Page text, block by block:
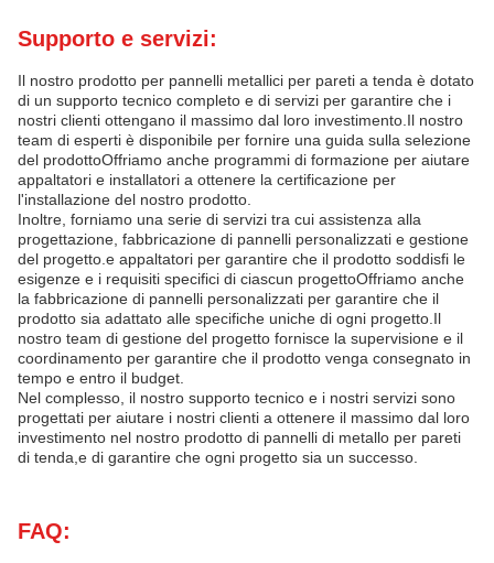
Supporto e servizi:
Il nostro prodotto per pannelli metallici per pareti a tenda è dotato
di un supporto tecnico completo e di servizi per garantire che i
nostri clienti ottengano il massimo dal loro investimento.Il nostro
team di esperti è disponibile per fornire una guida sulla selezione
del prodottoOffriamo anche programmi di formazione per aiutare
appaltatori e installatori a ottenere la certificazione per
l'installazione del nostro prodotto.
Inoltre, forniamo una serie di servizi tra cui assistenza alla
progettazione, fabbricazione di pannelli personalizzati e gestione
del progetto.e appaltatori per garantire che il prodotto soddisfi le
esigenze e i requisiti specifici di ciascun progettoOffriamo anche
la fabbricazione di pannelli personalizzati per garantire che il
prodotto sia adattato alle specifiche uniche di ogni progetto.Il
nostro team di gestione del progetto fornisce la supervisione e il
coordinamento per garantire che il prodotto venga consegnato in
tempo e entro il budget.
Nel complesso, il nostro supporto tecnico e i nostri servizi sono
progettati per aiutare i nostri clienti a ottenere il massimo dal loro
investimento nel nostro prodotto di pannelli di metallo per pareti
di tenda,e di garantire che ogni progetto sia un successo.
FAQ: